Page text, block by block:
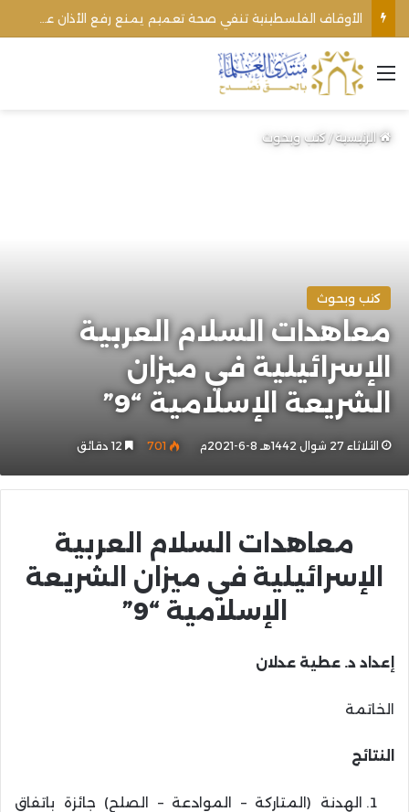
القائمة
الرئيسية/كتب وبحوث
كتب وبحوث
معاهدات السلام العربية
الإسرائيلية في ميزان
الشريعة الإسلامية “9”
الثلاثاء 27 شوال 1442هـ 8-6-2021م 701
معاهدات السلام العربية
الإسرائيلية في ميزان الشريعة
الإسلامية “9”
إعداد د. عطية عدلان
الخاتمة
النتائج
الهدنة (المتاركة – الموادعة – الصلح) جائزة باتفاق